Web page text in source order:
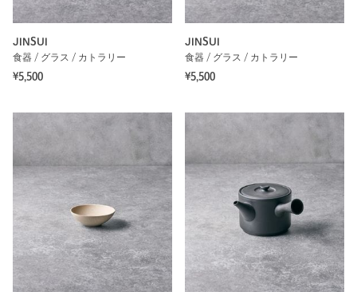
JINSUI
食器 / グラス / カトラリー
¥5,500
JINSUI
食器 / グラス / カトラリー
¥5,500